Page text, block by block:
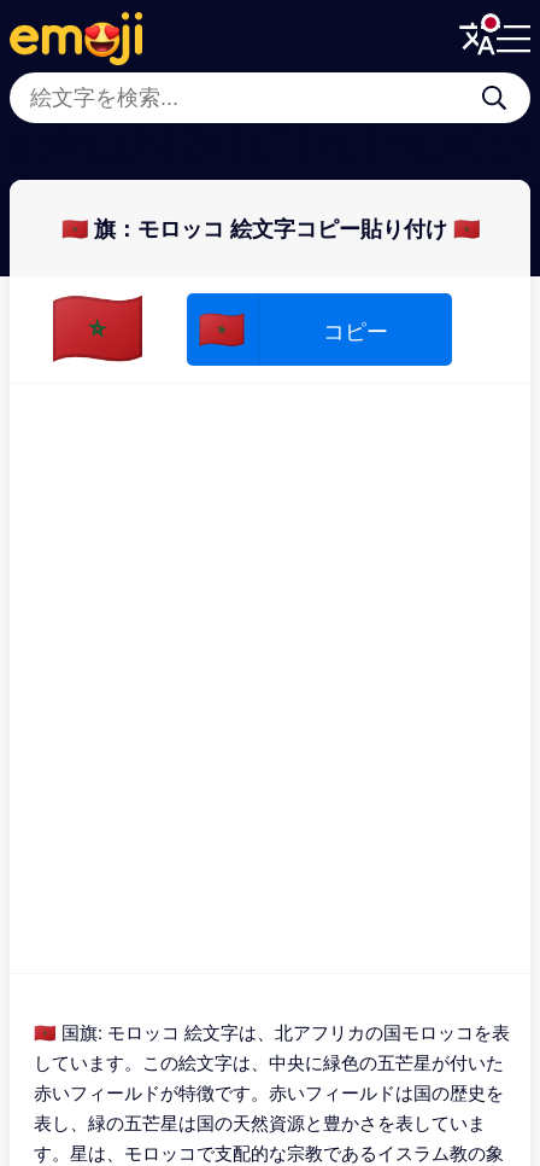
Menu
Close
Menu
Close
🇲🇦 旗：モロッコ 絵文字コピー貼り付け 🇲🇦
🇲🇦 🇲🇦 コピー
🇲🇦 国旗: モロッコ 絵文字は、北アフリカの国モロッコを表
しています。この絵文字は、中央に緑色の五芒星が付いた
赤いフィールドが特徴です。赤いフィールドは国の歴史を
表し、緑の五芒星は国の天然資源と豊かさを表していま
す。星は、モロッコで支配的な宗教であるイスラム教の象